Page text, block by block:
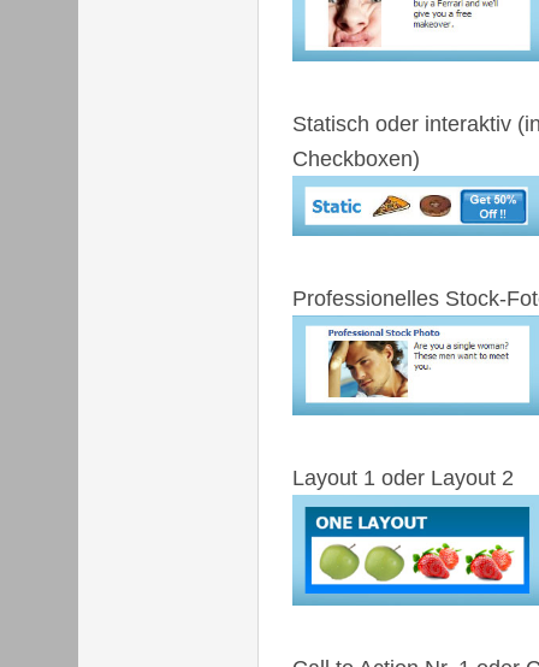
Statisch oder interaktiv
Checkboxen)
Professionelles Stock-
Layout 1 oder Layout 2